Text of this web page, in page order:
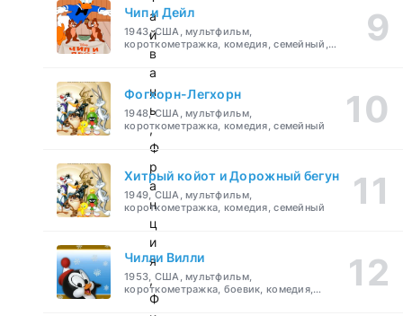
а
й
в
а
н
ь
,
Ф
р
а
н
ц
и
я
,
Ф
Чип и Дейл
1943, США, мультфильм,
короткометражка, комедия, семейный,
детский
Фогхорн-Легхорн
1948, США, мультфильм,
короткометражка, комедия, семейный
Хитрый койот и Дорожный бегун
1949, США, мультфильм,
короткометражка, комедия, семейный
Чилли Вилли
1953, США, мультфильм,
короткометражка, боевик, комедия,
приключения, семейный